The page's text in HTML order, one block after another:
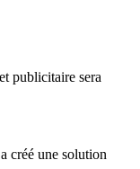
publicitaire sera
créé une solution